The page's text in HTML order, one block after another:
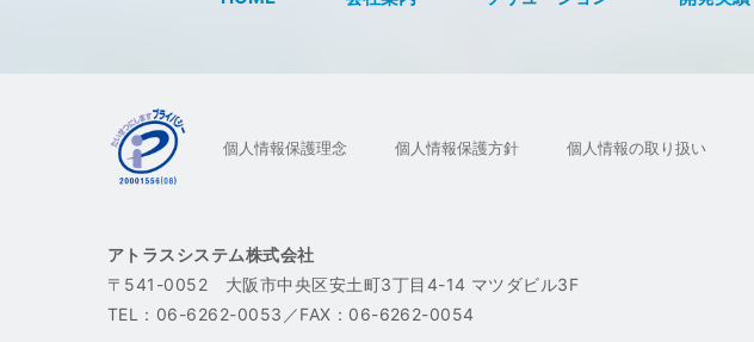
個人情報保護理念 個人情報保護方針 個人情報の取り扱い
アトラスシステム株式会社
〒541-0052 大阪市中央区安土町3丁目4-14 マツダビル3F
TEL： 06-6262-0053 ／FAX：06-6262-0054